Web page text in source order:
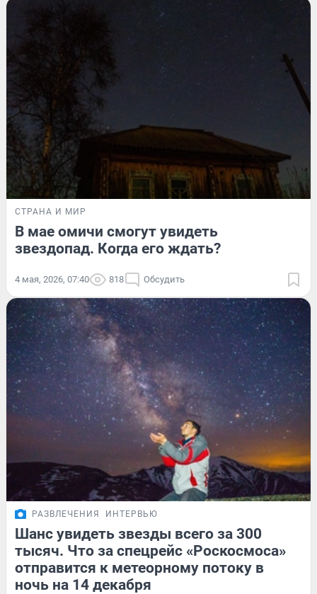
СТРАНА И МИР
В мае омичи смогут увидеть
звездопад. Когда его ждать?
4 мая, 2026, 07:40 818 Обсудить
РАЗВЛЕЧЕНИЯ ИНТЕРВЬЮ
Шанс увидеть звезды всего за 300
тысяч. Что за спецрейс «Роскосмоса»
отправится к метеорному потоку в
ночь на 14 декабря